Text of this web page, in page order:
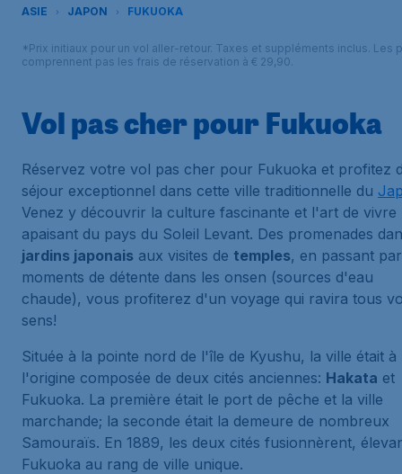
ASIE JAPON FUKUOKA
*Prix initiaux pour un vol aller-retour. Taxes et suppléments inclus. Les
comprennent pas les frais de réservation à € 29,90.
Vol pas cher pour Fukuoka
Réservez votre vol pas cher pour Fukuoka et profitez
séjour exceptionnel dans cette ville traditionnelle du
Venez y découvrir la culture fascinante et l'art de vivre
apaisant du pays du Soleil Levant. Des promenades
jardins japonais aux visites de temples, en passant
moments de détente dans les onsen (sources d'eau
chaude), vous profiterez d'un voyage qui ravira tous
sens!
Située à la pointe nord de l'île de Kyushu, la ville était à
l'origine composée de deux cités anciennes: Hakata et
Fukuoka. La première était le port de pêche et la ville
marchande; la seconde était la demeure de nombreux
Samouraïs. En 1889, les deux cités fusionnèrent,
Fukuoka au rang de ville unique.